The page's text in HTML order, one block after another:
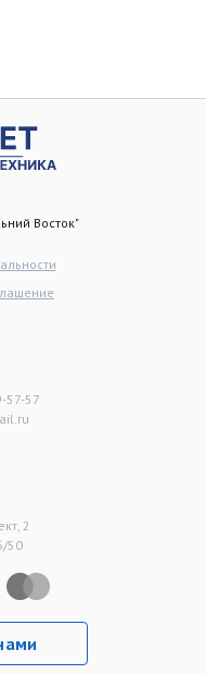
Восток"
57-57
2
50